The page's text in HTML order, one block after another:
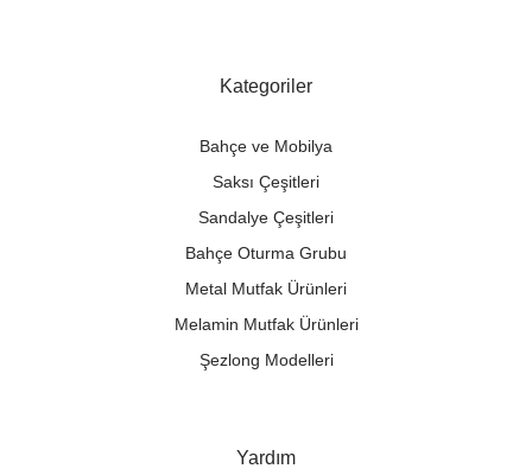
Kategoriler
Bahçe ve Mobilya
Saksı Çeşitleri
Sandalye Çeşitleri
Bahçe Oturma Grubu
Metal Mutfak Ürünleri
Melamin Mutfak Ürünleri
Şezlong Modelleri
Yardım